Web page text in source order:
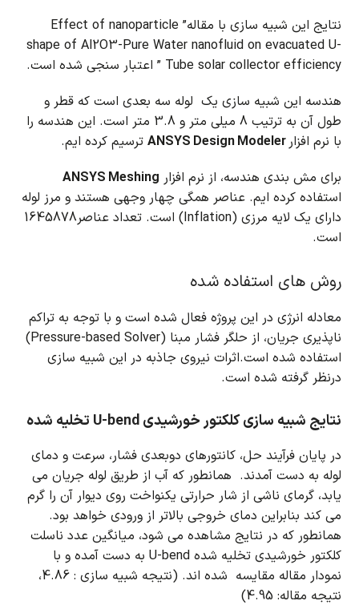
نتایج این شبیه سازی با مقاله” Effect of nanoparticle
shape of Al2O3-Pure Water nanofluid on evacuated U-
Tube solar collector efficiency ” اعتبار سنجی شده است.
هندسه این شبیه سازی یک لوله سه بعدی است که قطر و
طول آن به ترتیب 8 میلی متر و 3.8 متر است. این هندسه را
با نرم افزارANSYS Design Modeler
ترسیم کرده ایم.
برای مش بندی هندسه، از نرم افزار ANSYS Meshing
استفاده کرده ایم. عناصر همگی چهار وجهی هستند و مرز لوله
دارای یک لایه مرزی (Inflation) است.
تعداد عناصر1645878
است.
روش های استفاده شده
معادله انرژی در این پروژه فعال شده است و با توجه به تراکم
ناپذیری جریان، از حلگر فشار مبنا (Pressure-based Solver)
استفاده شده است.اثرات نیروی جاذبه در این شبیه سازی
درنظر گرفته شده است.
نتایج شبیه سازی کلکتور خورشیدی U-bend تخلیه شده
در پایان فرآیند حل، کانتورهای دوبعدی فشار، سرعت و دمای
لوله به دست آمدند. همانطور که آب از طریق لوله جریان می
یابد، گرمای ناشی از شار حرارتی یکنواخت روی دیوار آن را گرم
می کند بنابراین دمای خروجی بالاتر از ورودی خواهد بود.
همانطور که در نتایج مشاهده می شود، میانگین عدد ناسلت
کلکتور خورشیدی تخلیه شده U-bend به دست آمده و با
نمودار مقاله مقایسه شده اند. (نتیجه شبیه سازی : 4.86،
نتیجه مقاله: 4.95)